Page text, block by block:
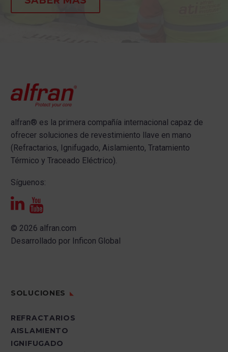
alfran® es la primera compañía internacional capaz de
ofrecer soluciones de revestimiento llave en mano
(Refractarios, Ignifugado, Aislamiento, Tratamiento
Térmico y Traceado Eléctrico).
Síguenos:
© 2026 alfran.com
Desarrollado por Inficon Global
SOLUCIONES
REFRACTARIOS
AISLAMIENTO
IGNIFUGADO